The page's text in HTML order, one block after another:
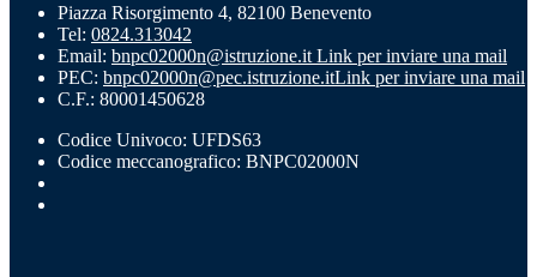
Piazza Risorgimento 4, 82100 Benevento
Tel: 0824.313042
Email: bnpc02000n@istruzione.it Link per inviare una mail
PEC: bnpc02000n@pec.istruzione.itLink per inviare una mail
C.F.: 80001450628
Codice Univoco: UFDS63
Codice meccanografico: BNPC02000N